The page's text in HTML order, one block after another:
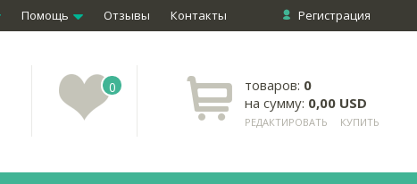
Регистрация
Помощь Отзывы Контакты
0 товаров: 0
на сумму: 0,00 USD
РЕДАКТИРОВАТЬ КУПИТЬ